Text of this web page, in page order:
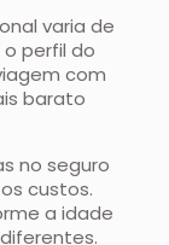
varia de
perfil do
com
barato
no seguro
custos.
a idade